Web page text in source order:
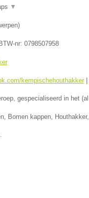
▼
)
nr: 0798507958
kempischehouthakker|
gespecialiseerd in het
Bomen kappen,